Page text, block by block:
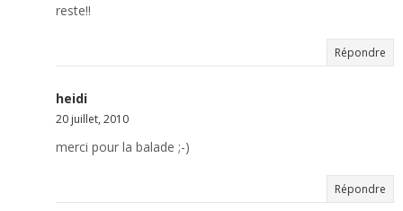
reste!!
Répondre
heidi
20 juillet, 2010
merci pour la balade ;-)
Répondre